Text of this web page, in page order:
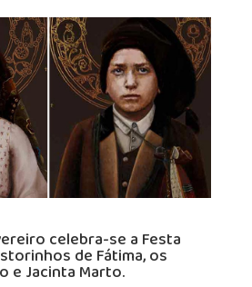
celebra-se a Festa
de Fátima, os
e Jacinta Marto.